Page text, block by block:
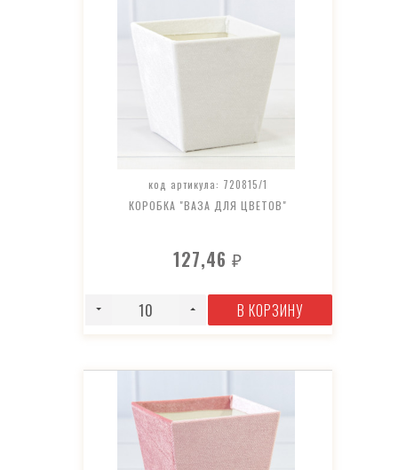
код артикула: 720815/1
КОРОБКА "ВАЗА ДЛЯ ЦВЕТОВ"
127,46₽
В КОРЗИНУ